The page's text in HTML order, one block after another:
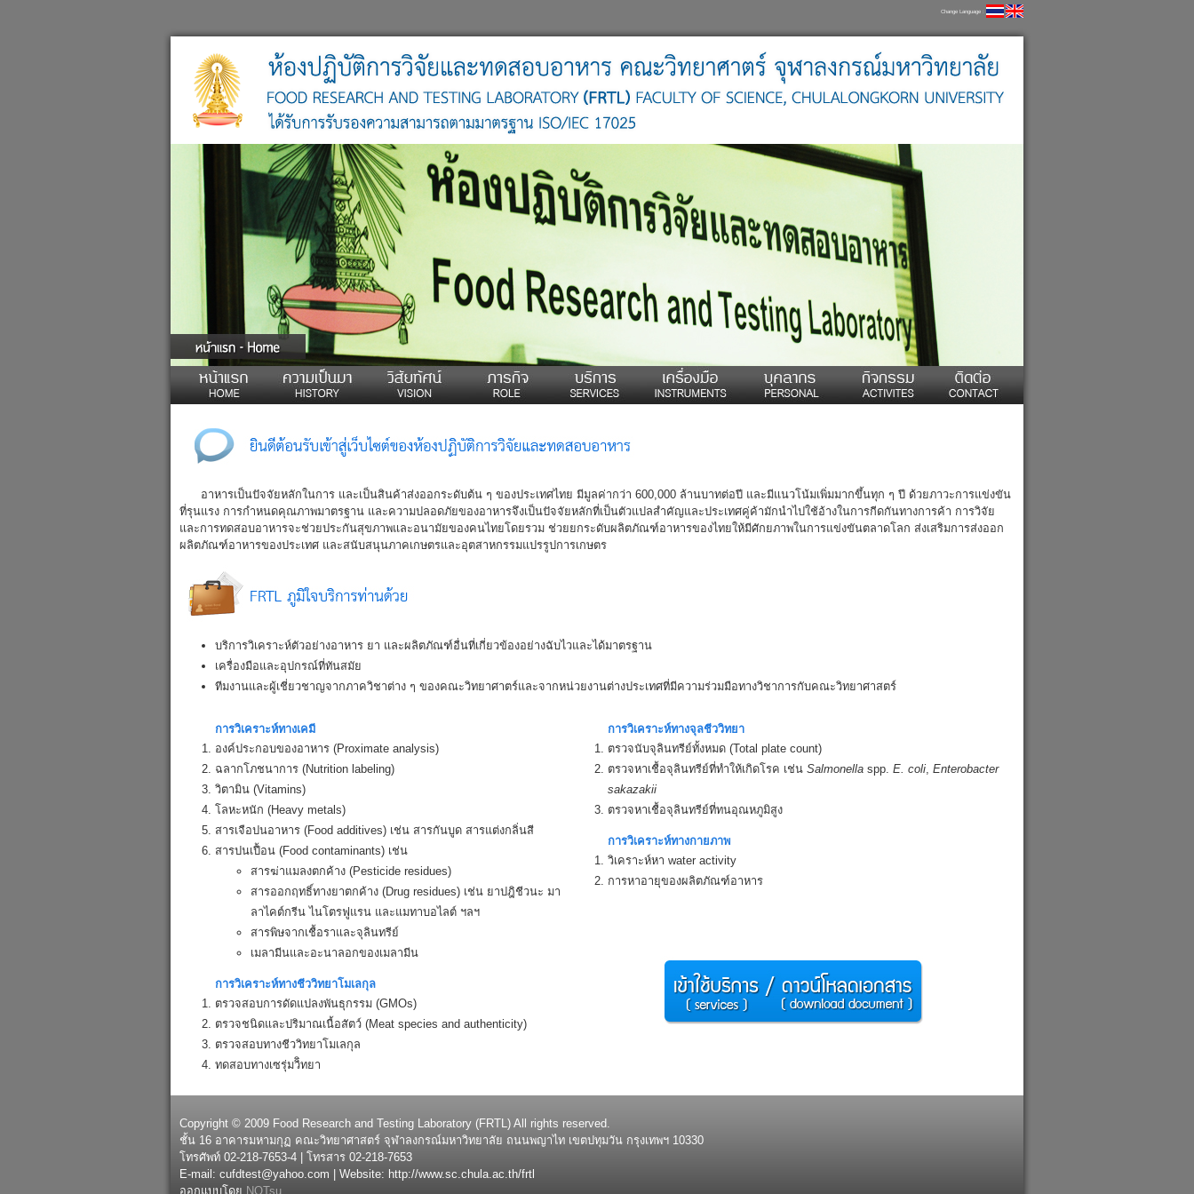
Change Language :
อาหารเป็นปัจจัยหลักในการ และเป็นสินค้าส่งออกระดับต้น ๆ ของประเทศไทย มีมูลค่ากว่า 600,000 ล้านบาทต่อปี และมีแนวโน้มเพิ่มมากขึ้นทุก ๆ ปี ด้วยภาวะการแข่งขัน
ที่รุนแรง การกำหนดคุณภาพมาตรฐาน และความปลอดภัยของอาหารจึงเป็นปัจจัยหลักที่เป็นตัวแปลสำคัญและประเทศคู่ค้ามักนำไปใช้อ้างในการกีดกันทางการค้า การวิจัย
และการทดสอบอาหารจะช่วยประกันสุขภาพและอนามัยของคนไทยโดยรวม ช่วยยกระดับผลิตภัณฑ์อาหารของไทยให้มีศักยภาพในการแข่งขันตลาดโลก ส่งเสริมการส่งออก
ผลิตภัณฑ์อาหารของประเทศ และสนับสนุนภาคเกษตรและอุตสาหกรรมแปรรูปการเกษตร
บริการวิเคราะห์ตัวอย่างอาหาร ยา และผลิตภัณฑ์อื่นที่เกี่ยวข้องอย่างฉับไวและได้มาตรฐาน
เครื่องมือและอุปกรณ์ที่ทันสมัย
ทีมงานและผู้เชี่ยวชาญจากภาควิชาต่าง ๆ ของคณะวิทยาศาตร์และจากหน่วยงานต่างประเทศที่มีความร่วมมือทางวิชาการกับคณะวิทยาศาสตร์
การวิเคราะห์ทางเคมี
องค์ประกอบของอาหาร (Proximate analysis)
ฉลากโภชนาการ (Nutrition labeling)
วิตามิน (Vitamins)
โลหะหนัก (Heavy metals)
สารเจือปนอาหาร (Food additives) เช่น สารกันบูด สารแต่งกลิ่นสี
สารปนเปื้อน (Food contaminants) เช่น
สารฆ่าแมลงตกค้าง (Pesticide residues)
สารออกฤทธิ์ทางยาตกค้าง (Drug residues) เช่น ยาปฎิชีวนะ มา
ลาไคต์กรีน ไนโตรฟูแรน และแมทาบอไลต์ ฯลฯ
สารพิษจากเชื้อราและจุลินทรีย์
เมลามีนและอะนาลอกของเมลามีน
การวิเคราะห์ทางชีววิทยาโมเลกุล
ตรวจสอบการดัดแปลงพันธุกรรม (GMOs)
ตรวจชนิดและปริมาณเนื้อสัตว์ (Meat species and authenticity)
ตรวจสอบทางชีววิทยาโมเลกุล
ทดสอบทางเซรุ่มวิิทยา
การวิเคราะห์ทางจุลชีววิทยา
ตรวจนับจุลินทรีย์ทั้งหมด (Total plate count)
ตรวจหาเชื้อจุลินทรีย์ที่ทำให้เกิดโรค เช่น Salmonellaspp. E. coli, Enterobacter
sakazakii
ตรวจหาเชื้อจุลินทรีย์ที่ทนอุณหภูมิสูง
การวิเคราะห์ทางกายภาพ
วิเคราะห์หา water activity
การหาอายุของผลิตภัณฑ์อาหาร
Copyright © 2009 Food Research and Testing Laboratory (FRTL) All rights reserved.
ชั้น 16 อาคารมหามกุฏ คณะวิทยาศาสตร์ จุฬาลงกรณ์มหาวิทยาลัย ถนนพญาไท เขตปทุมวัน กรุงเทพฯ 10330
โทรศัพท์ 02-218-7653-4 | โทรสาร 02-218-7653
E-mail: cufdtest@yahoo.com | Website: http://www.sc.chula.ac.th/frtl
ออกแบบโดย NOTsu